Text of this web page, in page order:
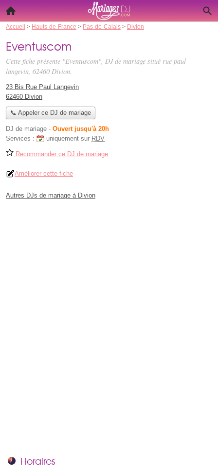
Accueil > Hauts-de-France > Pas-de-Calais > Divion
Eventuscom
Cette fiche présente "Eventuscom", DJ de mariage situé rue paul
langevin, 62460 Divion.
23 Bis Rue Paul Langevin
62460 Divion
📞 Appeler ce DJ de mariage
DJ de mariage - Ouvert jusqu'à 20h
Services :
uniquement sur RDV
Recommander ce DJ de mariage
Améliorer cette fiche
Autres DJs de mariage à Divion
Horaires